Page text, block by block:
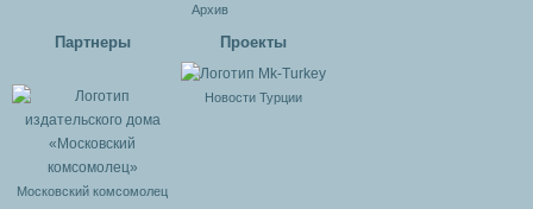
Архив
Партнеры
Московский комсомолец
Проекты
Новости Турции